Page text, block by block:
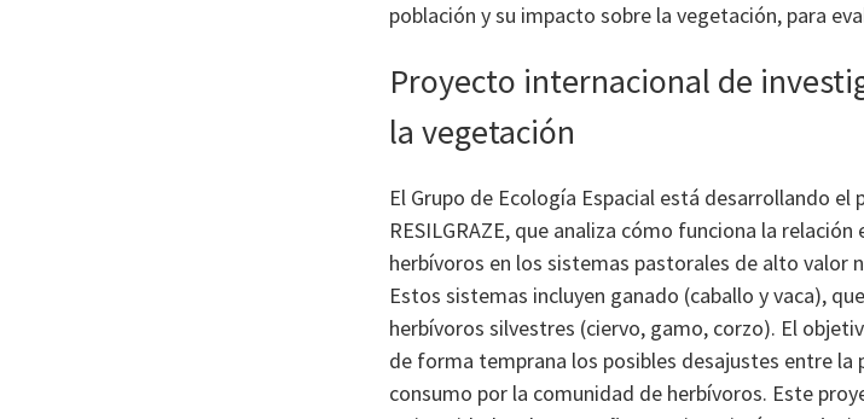
población y su impacto sobre la vegetación, para
Proyecto internacional de
la vegetación
El Grupo de Ecología Espacial está desarrollando
RESILGRAZE, que analiza cómo funciona la
herbívoros en los sistemas pastorales de alto valor
Estos sistemas incluyen ganado (caballo y vaca),
herbívoros silvestres (ciervo, gamo, corzo). El
de forma temprana los posibles desajustes entre la
consumo por la comunidad de herbívoros. Este